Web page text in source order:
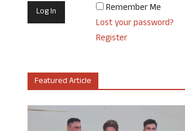
Remember Me
Lost your password?
Register
Featured Article